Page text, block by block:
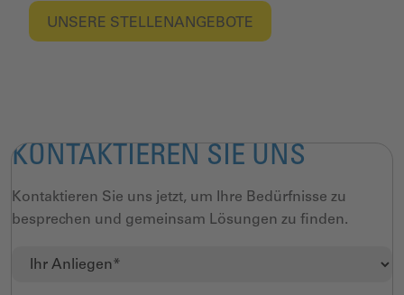
UNSERE STELLENANGEBOTE
KONTAKTIEREN SIE UNS
Kontaktieren Sie uns jetzt, um Ihre Bedürfnisse zu
besprechen und gemeinsam Lösungen zu finden.